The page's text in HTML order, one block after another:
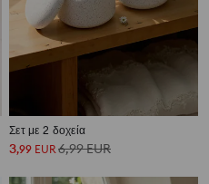
Σετ με 2 δοχεία
3,99 EUR 6,99EUR